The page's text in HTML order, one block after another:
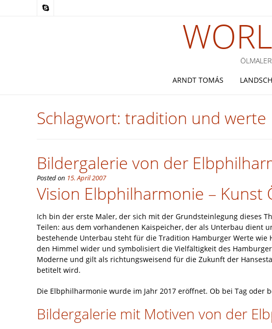
ARNDT TOMÁS
Schlagwort: tradition und werte
Bildergalerie von der
Posted on 15. April 2007
Vision Elbphilharmonie – Kunst
Ich bin der erste Maler, der sich mit der Grundsteinlegung dieses
Teilen: aus dem vorhandenen Kaispeicher, der als Unterbau dient
bestehende Unterbau steht für die Tradition Hamburger Werte
den Himmel wider und symbolisiert die Vielfältigkeit des
Moderne und gilt als richtungsweisend für die Zukunft der
betitelt wird.
Die Elbphilharmonie wurde im Jahr 2017 eröffnet. Ob bei Tag
Bildergalerie mit Motiven von der